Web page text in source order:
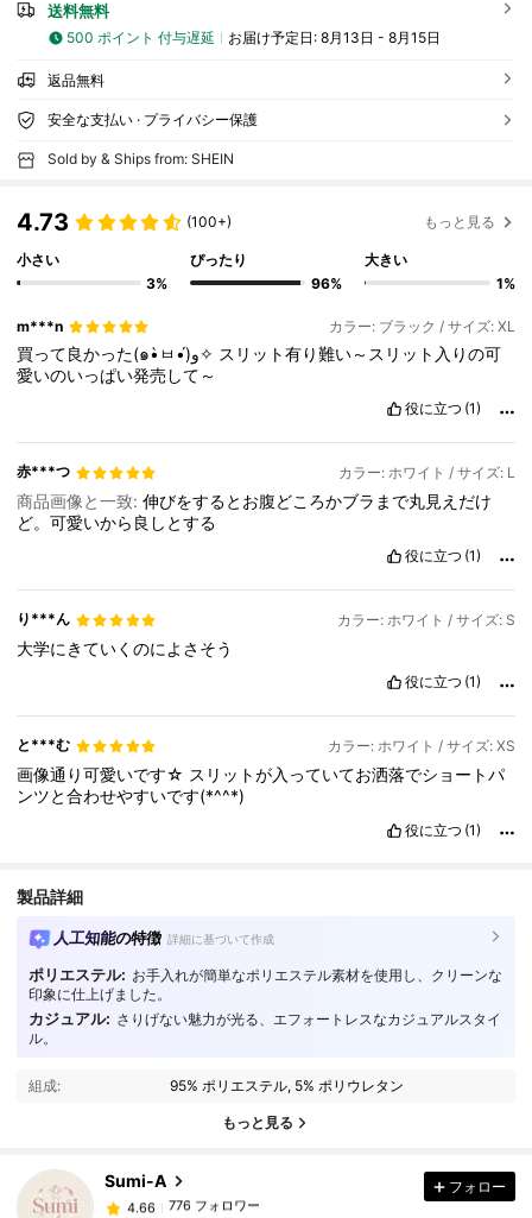
送料無料
500 ポイント 付与遅延 お届け予定日: 8月13日 - 8月15日
返品無料
安全な支払い · プライバシー保護
Sold by & Ships from: SHEIN
4.73 (100+) もっと見る
小さい
3%
ぴったり
96%
大きい
1%
m***n カラー: ブラック / サイズ: XL
買って良かった(๑•̀ㅂ•́)و✧ スリット有り難い～スリット入りの可
愛いのいっぱい発売して～
役に立つ (1)
赤***つ カラー: ホワイト / サイズ: L
商品画像と一致:伸びをするとお腹どころかブラまで丸見えだけ
ど。可愛いから良しとする
役に立つ (1)
り***ん カラー: ホワイト / サイズ: S
大学にきていくのによさそう
役に立つ (1)
と***む カラー: ホワイト / サイズ: XS
画像通り可愛いです☆ スリットが入っていてお洒落でショートパ
ンツと合わせやすいです(*^^*)
役に立つ (1)
製品詳細
人工知能の特徴 詳細に基づいて作成
ポリエステル: お手入れが簡単なポリエステル素材を使用し、クリーンな
印象に仕上げました。
カジュアル: さりげない魅力が光る、エフォートレスなカジュアルスタイ
ル。
組成: 95% ポリエステル, 5% ポリウレタン
もっと見る
Sumi-A
776 フォロワー
4.66 776 フォロワー
フォロー